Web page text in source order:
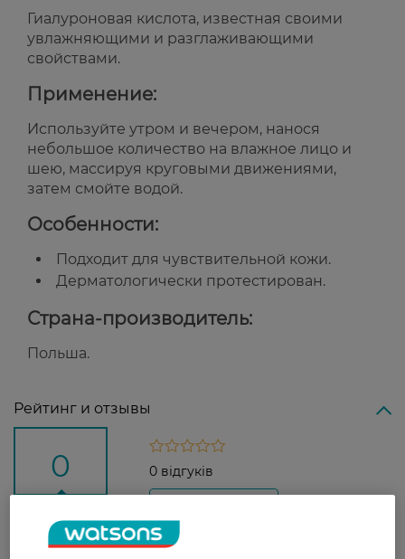
Гиалуроновая кислота, известная своими
увлажняющими и разглаживающими
свойствами.
Применение:
Используйте утром и вечером, нанося
небольшое количество на влажное лицо и
шею, массируя круговыми движениями,
затем смойте водой.
Особенности:
Подходит для чувствительной кожи.
Дерматологически протестирован.
Страна-производитель:
Польша.
Рейтинг и отзывы
0 0 відгуків